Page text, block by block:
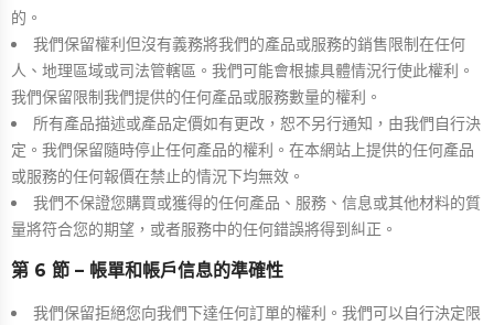
的。
我們保留權利但沒有義務將我們的產品或服務的銷售限制在任何
人、地理區域或司法管轄區。我們可能會根據具體情況行使此權利。
我們保留限制我們提供的任何產品或服務數量的權利。
所有產品描述或產品定價如有更改，恕不另行通知，由我們自行決
定。我們保留隨時停止任何產品的權利。在本網站上提供的任何產品
或服務的任何報價在禁止的情況下均無效。
我們不保證您購買或獲得的任何產品、服務、信息或其他材料的質
量將符合您的期望，或者服務中的任何錯誤將得到糾正。
第 6 節 – 帳單和帳戶信息的準確性
我們保留拒絕您向我們下達任何訂單的權利。我們可以自行決定限